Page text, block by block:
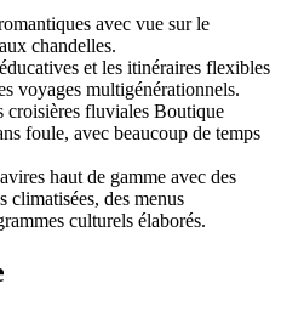
avec vue sur le
chandelles.
et les itinéraires flexibles
voyages multigénérationnels.
croisières fluviales Boutique
foule, avec beaucoup de temps
haut de gamme avec des
climatisées, des menus
culturels élaborés.